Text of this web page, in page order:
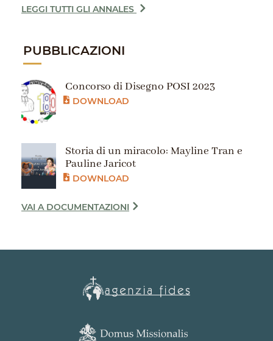
LEGGI TUTTI GLI ANNALES
PUBBLICAZIONI
Concorso di Disegno POSI 2023
DOWNLOAD
Storia di un miracolo: Mayline Tran e
Pauline Jaricot
DOWNLOAD
VAI A DOCUMENTAZIONI